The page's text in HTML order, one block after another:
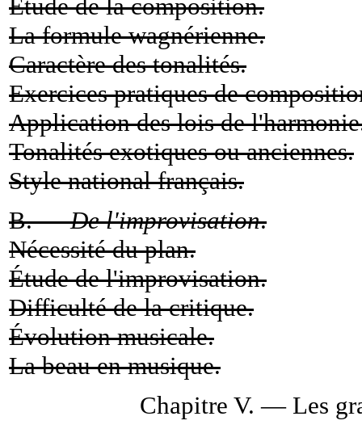
Étude de la composition.
La formule wagnérienne.
Caractère des tonalités.
Exercices pratiques de
Application des lois de
Tonalités exotiques ou anciennes.
Style national français.
B. —De l'improvisation.
Nécessité du plan.
Étude de l'improvisation.
Difficulté de la critique.
Évolution musicale.
La beau en musique.
Chapitre V. — Les